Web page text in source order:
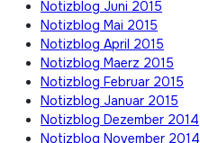
Notizblog Juni 2015
Notizblog Mai 2015
Notizblog April 2015
Notizblog Maerz 2015
Notizblog Februar 2015
Notizblog Januar 2015
Notizblog Dezember 2014
Notizblog November 2014